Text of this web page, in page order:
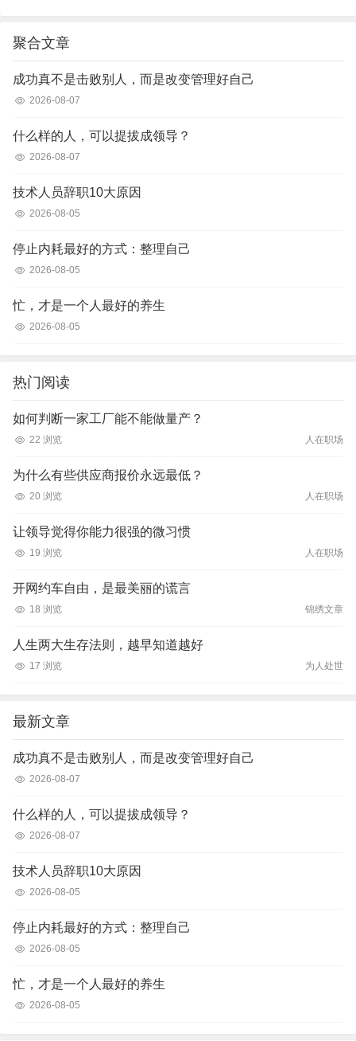
聚合文章
成功真不是击败别人，而是改变管理好自己
2026-08-07
什么样的人，可以提拔成领导？
2026-08-07
技术人员辞职10大原因
2026-08-05
停止内耗最好的方式：整理自己
2026-08-05
忙，才是一个人最好的养生
2026-08-05
热门阅读
如何判断一家工厂能不能做量产？
22 浏览 人在职场
为什么有些供应商报价永远最低？
20 浏览 人在职场
让领导觉得你能力很强的微习惯
19 浏览 人在职场
开网约车自由，是最美丽的谎言
18 浏览 锦绣文章
人生两大生存法则，越早知道越好
17 浏览 为人处世
最新文章
成功真不是击败别人，而是改变管理好自己
2026-08-07
什么样的人，可以提拔成领导？
2026-08-07
技术人员辞职10大原因
2026-08-05
停止内耗最好的方式：整理自己
2026-08-05
忙，才是一个人最好的养生
2026-08-05